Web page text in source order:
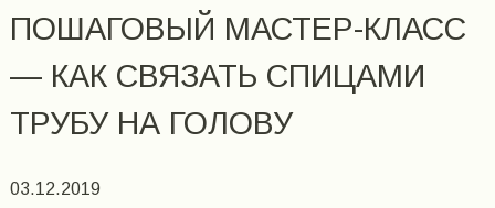
ПОШАГОВЫЙ МАСТЕР-КЛАСС
— КАК СВЯЗАТЬ СПИЦАМИ
ТРУБУ НА ГОЛОВУ
03.12.2019